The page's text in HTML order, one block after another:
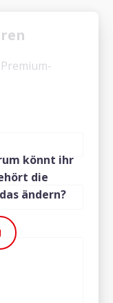
könnt ihr
die
ändern?